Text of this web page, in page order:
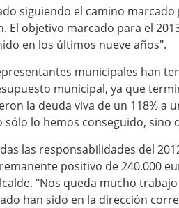
siguiendo el camino
objetivo marcado para el
en los últimos nueve años".
municipales han
municipal, ya que
la deuda viva de un 118% a
lo hemos conseguido, sino
las responsabilidades del
positivo de 240.000
"Nos queda mucho
han sido en la dirección